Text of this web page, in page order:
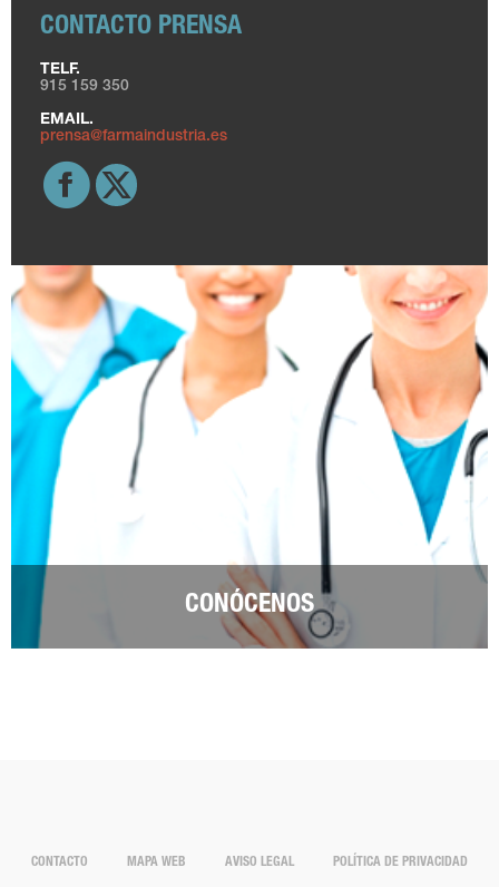
CONTACTO PRENSA
TELF.
915 159 350
EMAIL.
prensa@farmaindustria.es
CONÓCENOS
CONTACTO MAPA WEB AVISO LEGAL POLÍTICA DE PRIVACIDAD